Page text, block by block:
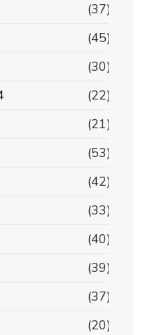
(37)
(45)
(30)
(22)
(21)
(53)
(42)
(33)
(40)
(39)
(37)
(20)